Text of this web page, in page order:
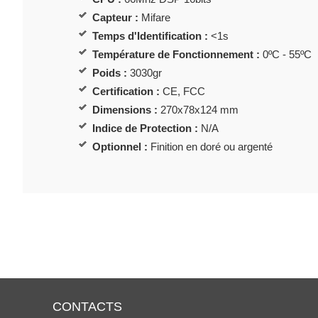
Capteur : Mifare
Temps d'Identification : <1s
Température de Fonctionnement : 0ºC - 55ºC
Poids : 3030gr
Certification : CE, FCC
Dimensions : 270x78x124 mm
Indice de Protection : N/A
Optionnel : Finition en doré ou argenté
CONTACTS